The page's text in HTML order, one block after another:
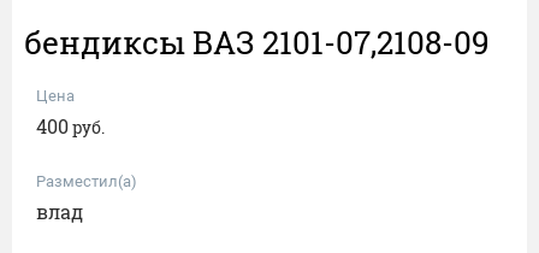
бендиксы ВАЗ 2101-07,2108-09
Цена
400руб.
Разместил(а)
влад